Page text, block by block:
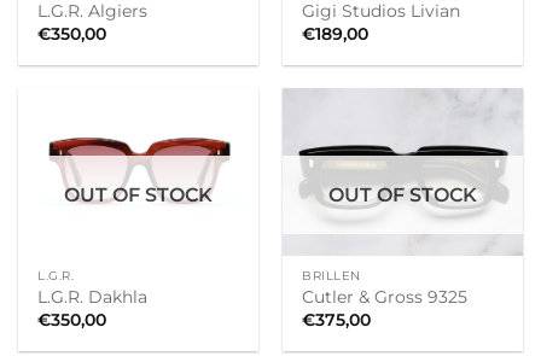
L.G.R. Algiers
€350,00
Gigi Studios Livian
€189,00
OUT OF STOCK
L.G.R.
L.G.R. Dakhla
€350,00
OUT OF STOCK
BRILLEN
Cutler & Gross 9325
€375,00